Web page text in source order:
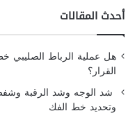
أحدث المقالات
هل عملية الرباط الصليبي
القرار؟
شد الوجه وشد الرقبة
وتحديد خط الفك